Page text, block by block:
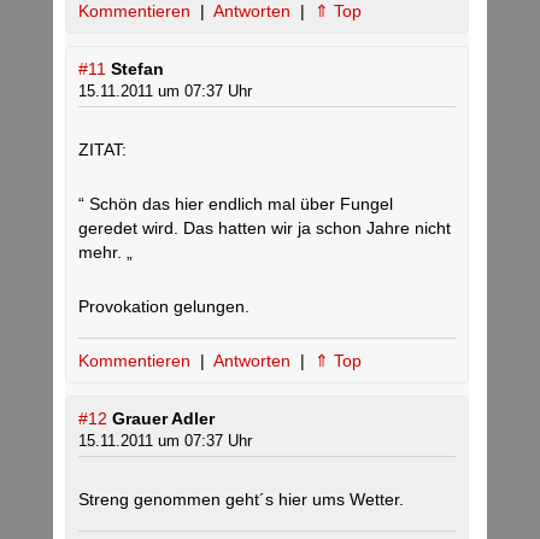
Kommentieren | Antworten | ⇑ Top
#11 Stefan
15.11.2011 um 07:37 Uhr
ZITAT:
“ Schön das hier endlich mal über Fungel
geredet wird. Das hatten wir ja schon Jahre nicht
mehr. „
Provokation gelungen.
Kommentieren | Antworten | ⇑ Top
#12 Grauer Adler
15.11.2011 um 07:37 Uhr
Streng genommen geht´s hier ums Wetter.